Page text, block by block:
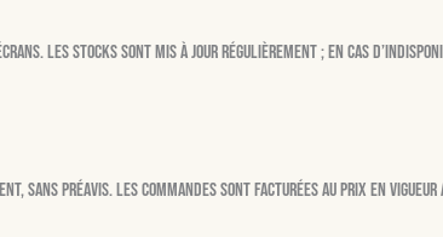
Les stocks sont mis à jour régulièrement ; en cas
sans préavis. Les commandes sont facturées au prix en